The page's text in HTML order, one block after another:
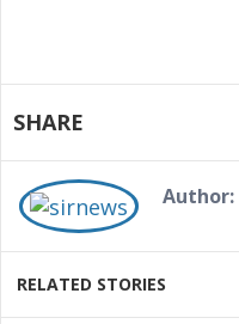
SHARE
Author:
RELATED STORIES